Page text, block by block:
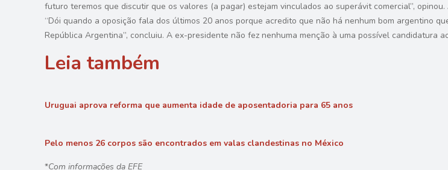
futuro teremos que discutir que os valores (a pagar) estejam vinculados ao superávit comercial”,
“Dói quando a oposição fala dos últimos 20 anos porque acredito que não há nenhum bom argentino
República Argentina”, concluiu. A ex-presidente não fez nenhuma menção à uma possível candidatura
Leia também
Uruguai aprova reforma que aumenta idade de aposentadoria para 65 anos
Pelo menos 26 corpos são encontrados em valas clandestinas no México
*Com informações da EFE